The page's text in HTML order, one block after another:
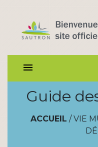
menu
Guide
ACCUEIL / VIE